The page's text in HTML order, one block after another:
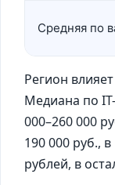
Средняя по
Регион
Медиана по
000–260 000
190 000 руб.,
рублей, в